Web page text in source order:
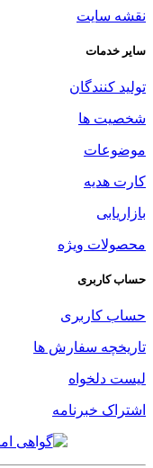
نقشه سایت
سایر خدمات
تولید کنندگان
شخصیت ها
موضوعات
کارت هدیه
بازاریابی
محصولات ویژه
حساب کاربری
حساب کاربری
تاریخچه سفارش ها
لیست دلخواه
اشتراک خبرنامه